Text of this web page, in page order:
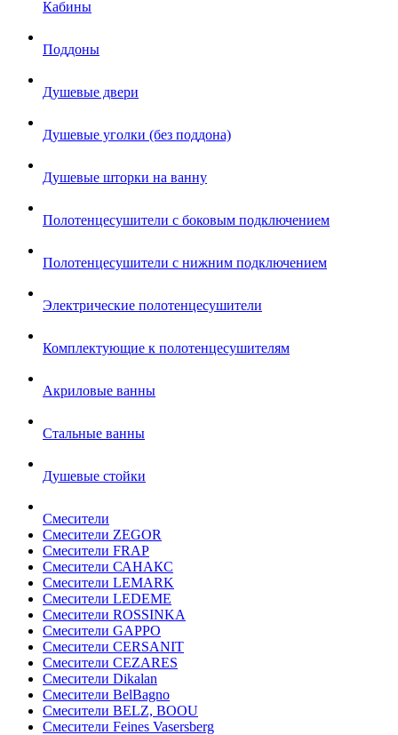
Кабины
Поддоны
Душевые двери
Душевые уголки (без поддона)
Душевые шторки на ванну
Полотенцесушители с боковым подключением
Полотенцесушители с нижним подключением
Электрические полотенцесушители
Комплектующие к полотенцесушителям
Акриловые ванны
Стальные ванны
Душевые стойки
Смесители
Смесители ZEGOR
Смесители FRAP
Смесители САНАКС
Смесители LEMARK
Смесители LEDEME
Смесители ROSSINKA
Смесители GAPPO
Смесители CERSANIT
Смесители CEZARES
Смесители Dikalan
Смесители BelBagno
Смесители BELZ, BOOU
Смесители Feines Vasersberg